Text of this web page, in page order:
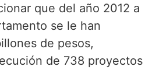
que del año 2012 a
se le han
de pesos,
de 738 proyectos